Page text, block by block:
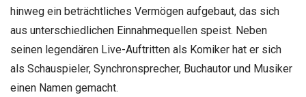
hinweg ein beträchtliches Vermögen aufgebaut, das sich
aus unterschiedlichen Einnahmequellen speist. Neben
seinen legendären Live-Auftritten als Komiker hat er sich
als Schauspieler, Synchronsprecher, Buchautor und Musiker
einen Namen gemacht.